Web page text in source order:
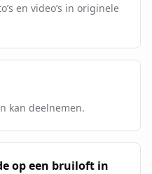
en video’s in originele
kan deelnemen.
op een bruiloft in